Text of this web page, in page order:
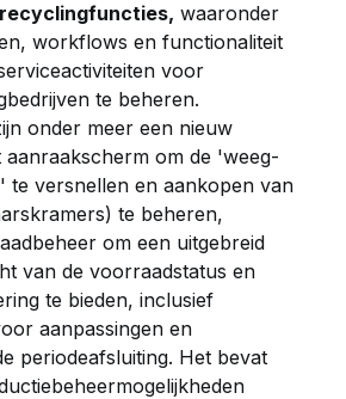
waaronder
workflows en functionaliteit
voor
te beheren.
onder meer een nieuw
aanraakscherm om de 'weeg-
te versnellen en aankopen van
te beheren,
om een uitgebreid
van de voorraadstatus en
te bieden, inclusief
aanpassingen en
periodeafsluiting. Het bevat